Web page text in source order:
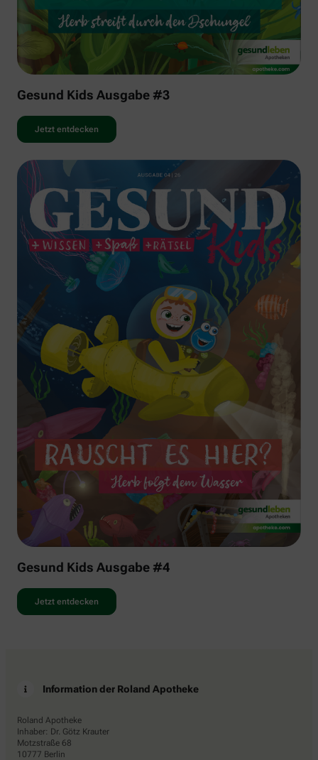
Gesund Kids Ausgabe #3
Jetzt entdecken
Gesund Kids Ausgabe #4
Jetzt entdecken
Information der Roland Apotheke
Roland Apotheke
Inhaber: Dr. Götz Krauter
Motzstraße 68
10777 Berlin